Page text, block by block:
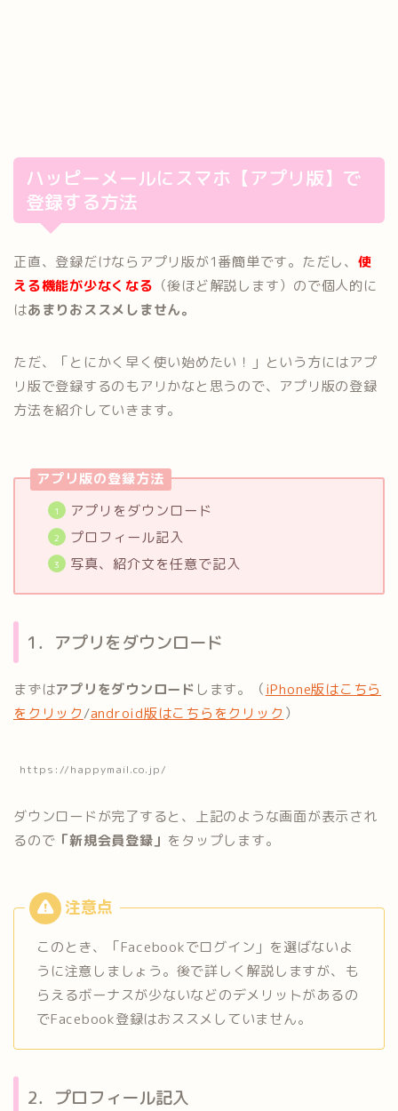
ハッピーメールにスマホ【アプリ版】で
登録する方法
正直、登録だけならアプリ版が1番簡単です。ただし、 使
える機能が少なくなる （後ほど解説します）ので個人的に
はあまりおススメしません。
ただ、「とにかく早く使い始めたい！」という方にはアプ
リ版で登録するのもアリかなと思うので、アプリ版の登録
方法を紹介していきます。
アプリ版の登録方法
アプリをダウンロード
プロフィール記入
写真、紹介文を任意で記入
1．アプリをダウンロード
まずはアプリをダウンロード します。（iPhone版はこちら
をクリック/android版はこちらをクリック ）
https://happymail.co.jp/
ダウンロードが完了すると、上記のような画面が表示され
るので 「新規会員登録」 をタップします。
このとき、「Facebookでログイン」を選ばないよ
うに注意しましょう。後で詳しく解説しますが、も
らえるボーナスが少ないなどのデメリットがあるの
でFacebook登録はおススメしていません。
2．プロフィール記入